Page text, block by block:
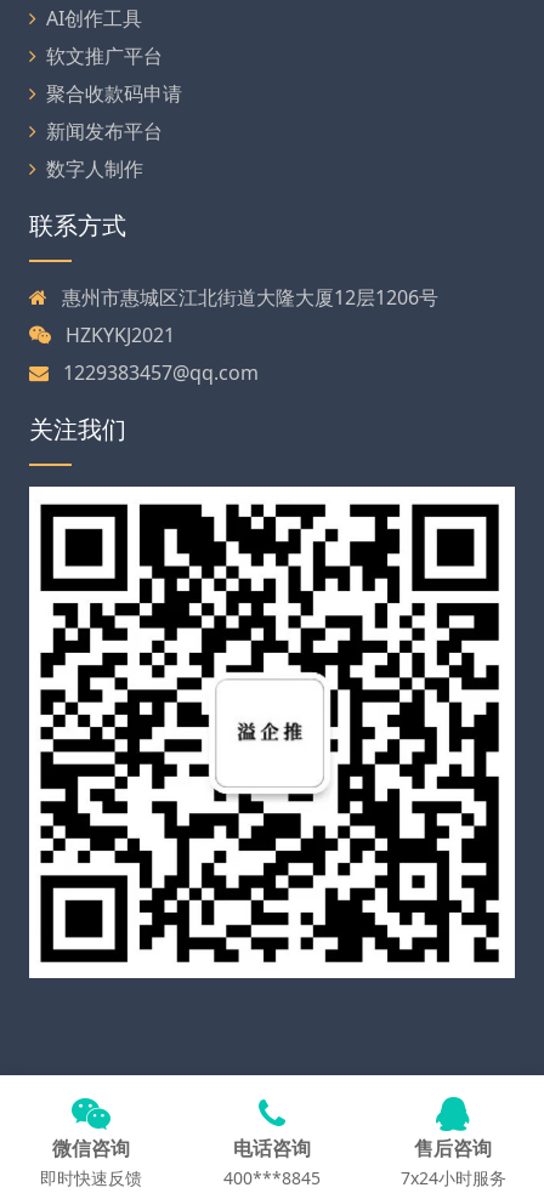
AI创作工具
软文推广平台
聚合收款码申请
新闻发布平台
数字人制作
联系方式
惠州市惠城区江北街道大隆大厦12层1206号
HZKYKJ2021
1229383457@qq.com
关注我们
Copyright © 2025 溢企推官网 All Rights Reserved
号粤ICP备2021060587号-5
Theme byWordPress
微信咨询
即时快速反馈
电话咨询
400***8845
售后咨询
7x24小时服务